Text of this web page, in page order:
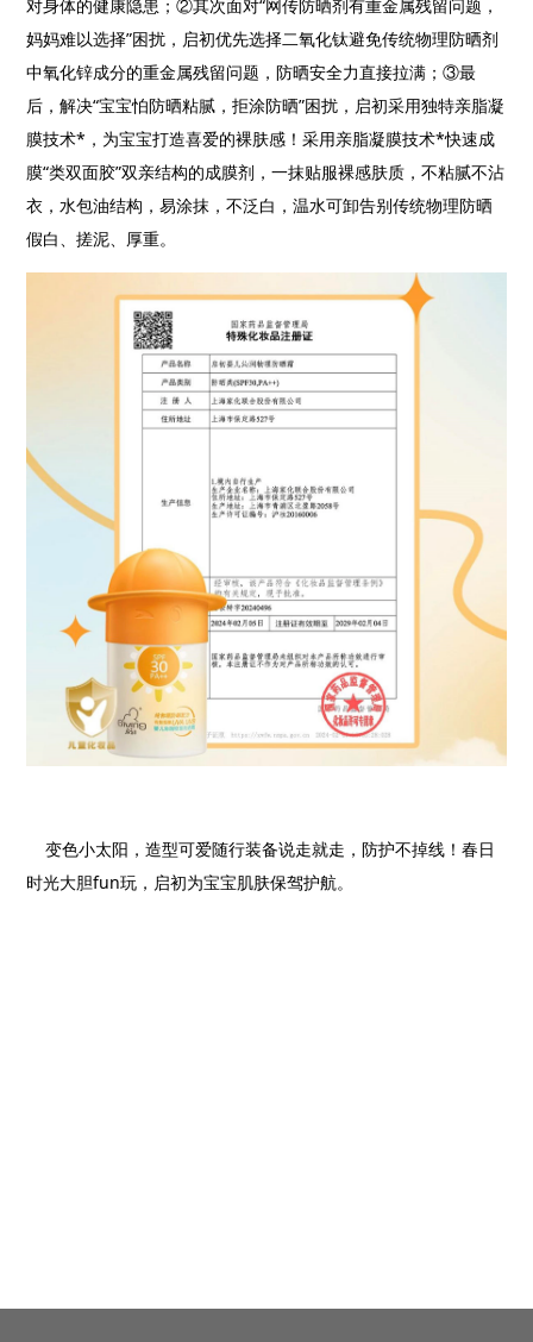
对身体的健康隐患；②其次面对“网传防晒剂有重金属残留问题，
妈妈难以选择”困扰，启初优先选择二氧化钛避免传统物理防晒剂
中氧化锌成分的重金属残留问题，防晒安全力直接拉满；③最
后，解决“宝宝怕防晒粘腻，拒涂防晒”困扰，启初采用独特亲脂凝
膜技术* ，为宝宝打造喜爱的裸肤感！采用亲脂凝膜技术*快速成
膜“类双面胶”双亲结构的成膜剂，一抹贴服裸感肤质，不粘腻不沾
衣，水包油结构，易涂抹，不泛白，温水可卸告别传统物理防晒
假白、搓泥、厚重。
变色小太阳，造型可爱随行装备说走就走，防护不掉线！春日
时光大胆fun玩，启初为宝宝肌肤保驾护航。